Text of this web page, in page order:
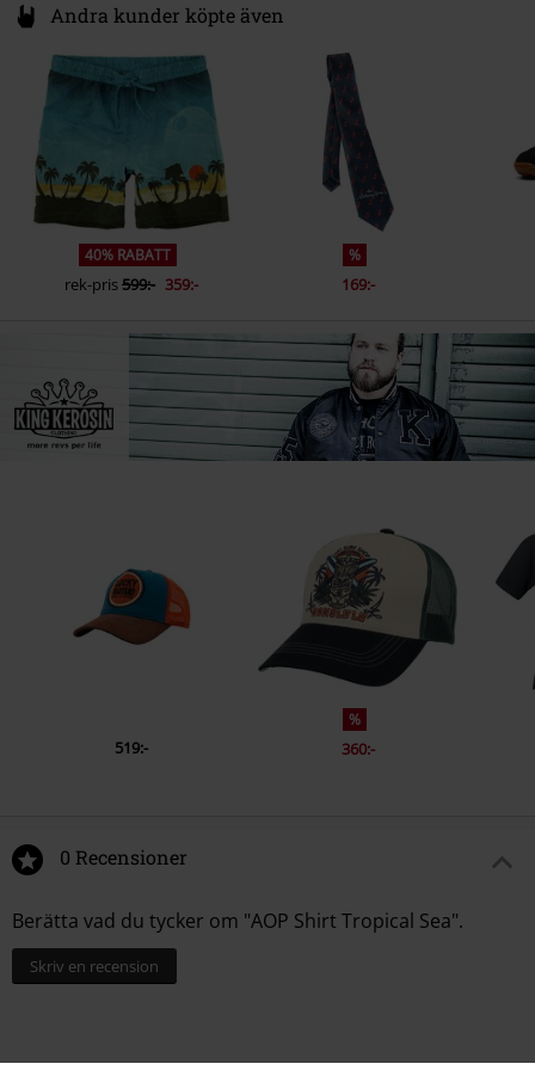
Andra kunder köpte även
40% RABATT
rek-pris599:- 359:-
%
169:-
519:-
%
360:-
0 Recensioner
Berätta vad du tycker om "AOP Shirt Tropical Sea".
Skriv en recension